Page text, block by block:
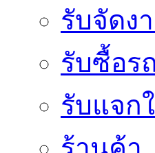
รับจัดง
รับซื้อร
รับแจก